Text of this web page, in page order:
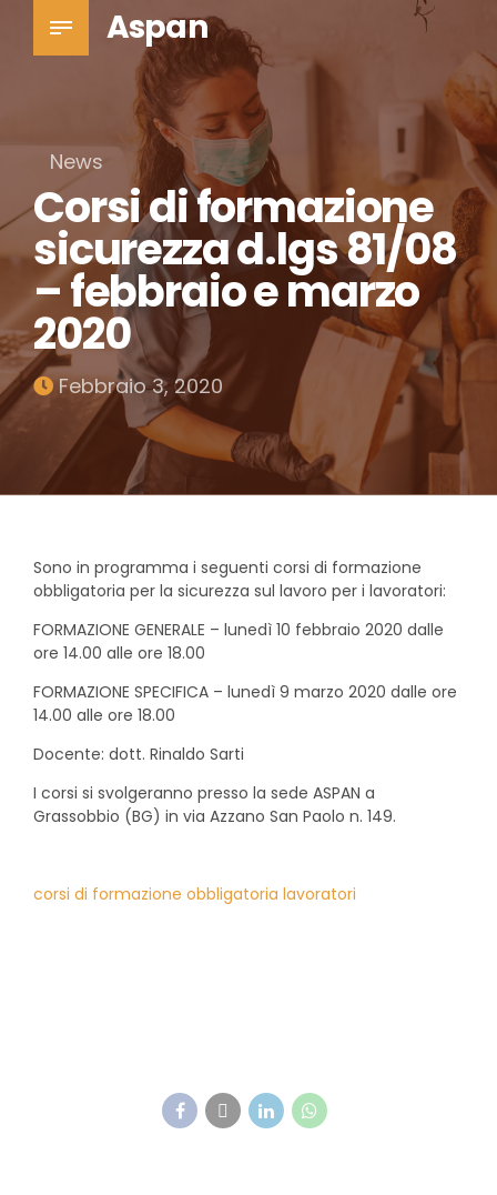
Aspan
News
Corsi di formazione
sicurezza d.lgs 81/08
– febbraio e marzo
2020
Febbraio 3, 2020
Sono in programma i seguenti corsi di formazione
obbligatoria per la sicurezza sul lavoro per i lavoratori:
FORMAZIONE GENERALE – lunedì 10 febbraio 2020 dalle
ore 14.00 alle ore 18.00
FORMAZIONE SPECIFICA – lunedì 9 marzo 2020 dalle ore
14.00 alle ore 18.00
Docente: dott. Rinaldo Sarti
I corsi si svolgeranno presso la sede ASPAN a
Grassobbio (BG) in via Azzano San Paolo n. 149.
corsi di formazione obbligatoria lavoratori